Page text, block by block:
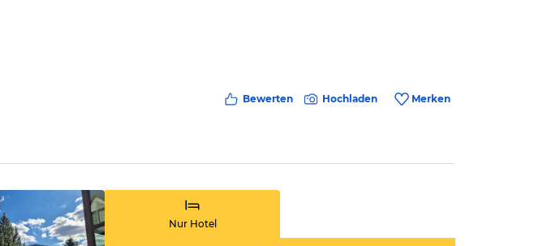
Bewerten Hochladen Merken
Nur Hotel